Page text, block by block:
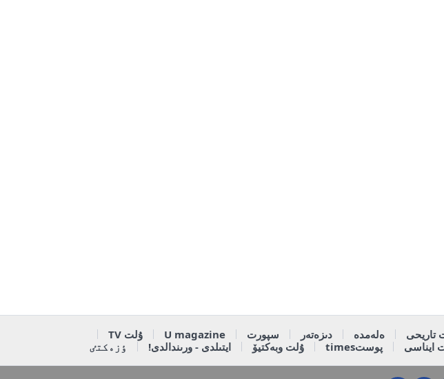
تاريحى ەلەمدە دىزەتەر سپورت U magazine
ۇلت TV
ايناسى پوستtimes ۇلت وبەكتيۆ ايتىلدى - ورىندالدى! ٶزەكتٸ